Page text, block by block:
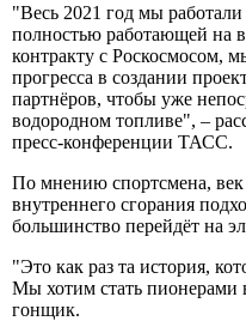
"Весь 2021 год мы
полностью работающей на
контракту с Роскосмосом,
прогресса в создании
партнёров, чтобы уже
водородном топливе", –
пресс-конференции ТАСС.
По мнению спортсмена, век
внутреннего сгорания
большинство перейдёт на
"Это как раз та история,
Мы хотим стать пионерами
гонщик.